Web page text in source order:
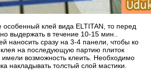
особенный клей вида ELTITAN, то перед
выдержать в течение 10-15 мин..
наносить сразу на 3-4 панели, чтобы ко
на последующую партию плиток
возможность клеить. Необходимо
накладывать толстый слой мастики.